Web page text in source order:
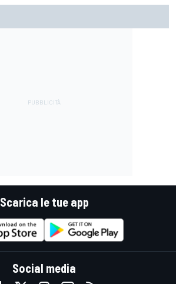
Scarica le tue app
Social media